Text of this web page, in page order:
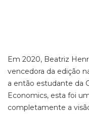
Em 2020, Beatriz
vencedora da edição
a então estudante da
Economics, esta foi
completamente a